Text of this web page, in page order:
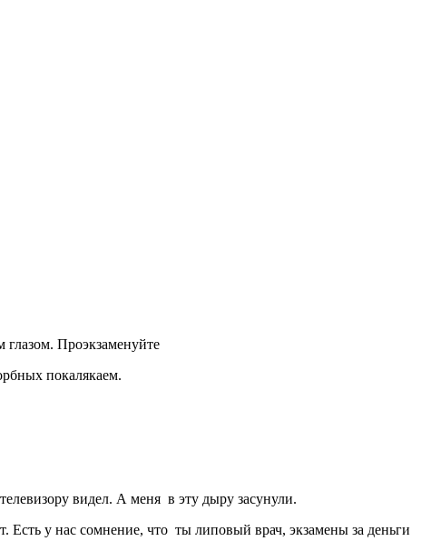
Проэкзаменуйте
покалякаем.
видел. А меня в эту дыру засунули.
Есть у нас сомнение, что ты липовый врач, экзамены за деньги